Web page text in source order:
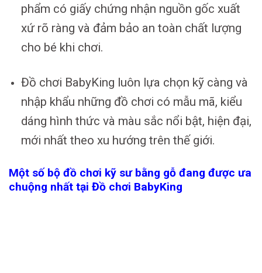
phẩm có giấy chứng nhận nguồn gốc xuất
xứ rõ ràng và đảm bảo an toàn chất lượng
cho bé khi chơi.
Đồ chơi BabyKing luôn lựa chọn kỹ càng và
nhập khẩu những đồ chơi có mẫu mã, kiểu
dáng hình thức và màu sắc nổi bật, hiện đại,
mới nhất theo xu hướng trên thế giới.
Một số bộ đồ chơi kỹ sư bằng gỗ đang được ưa
chuộng nhất tại Đồ chơi BabyKing